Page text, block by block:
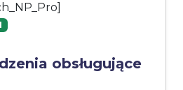
obsługujące